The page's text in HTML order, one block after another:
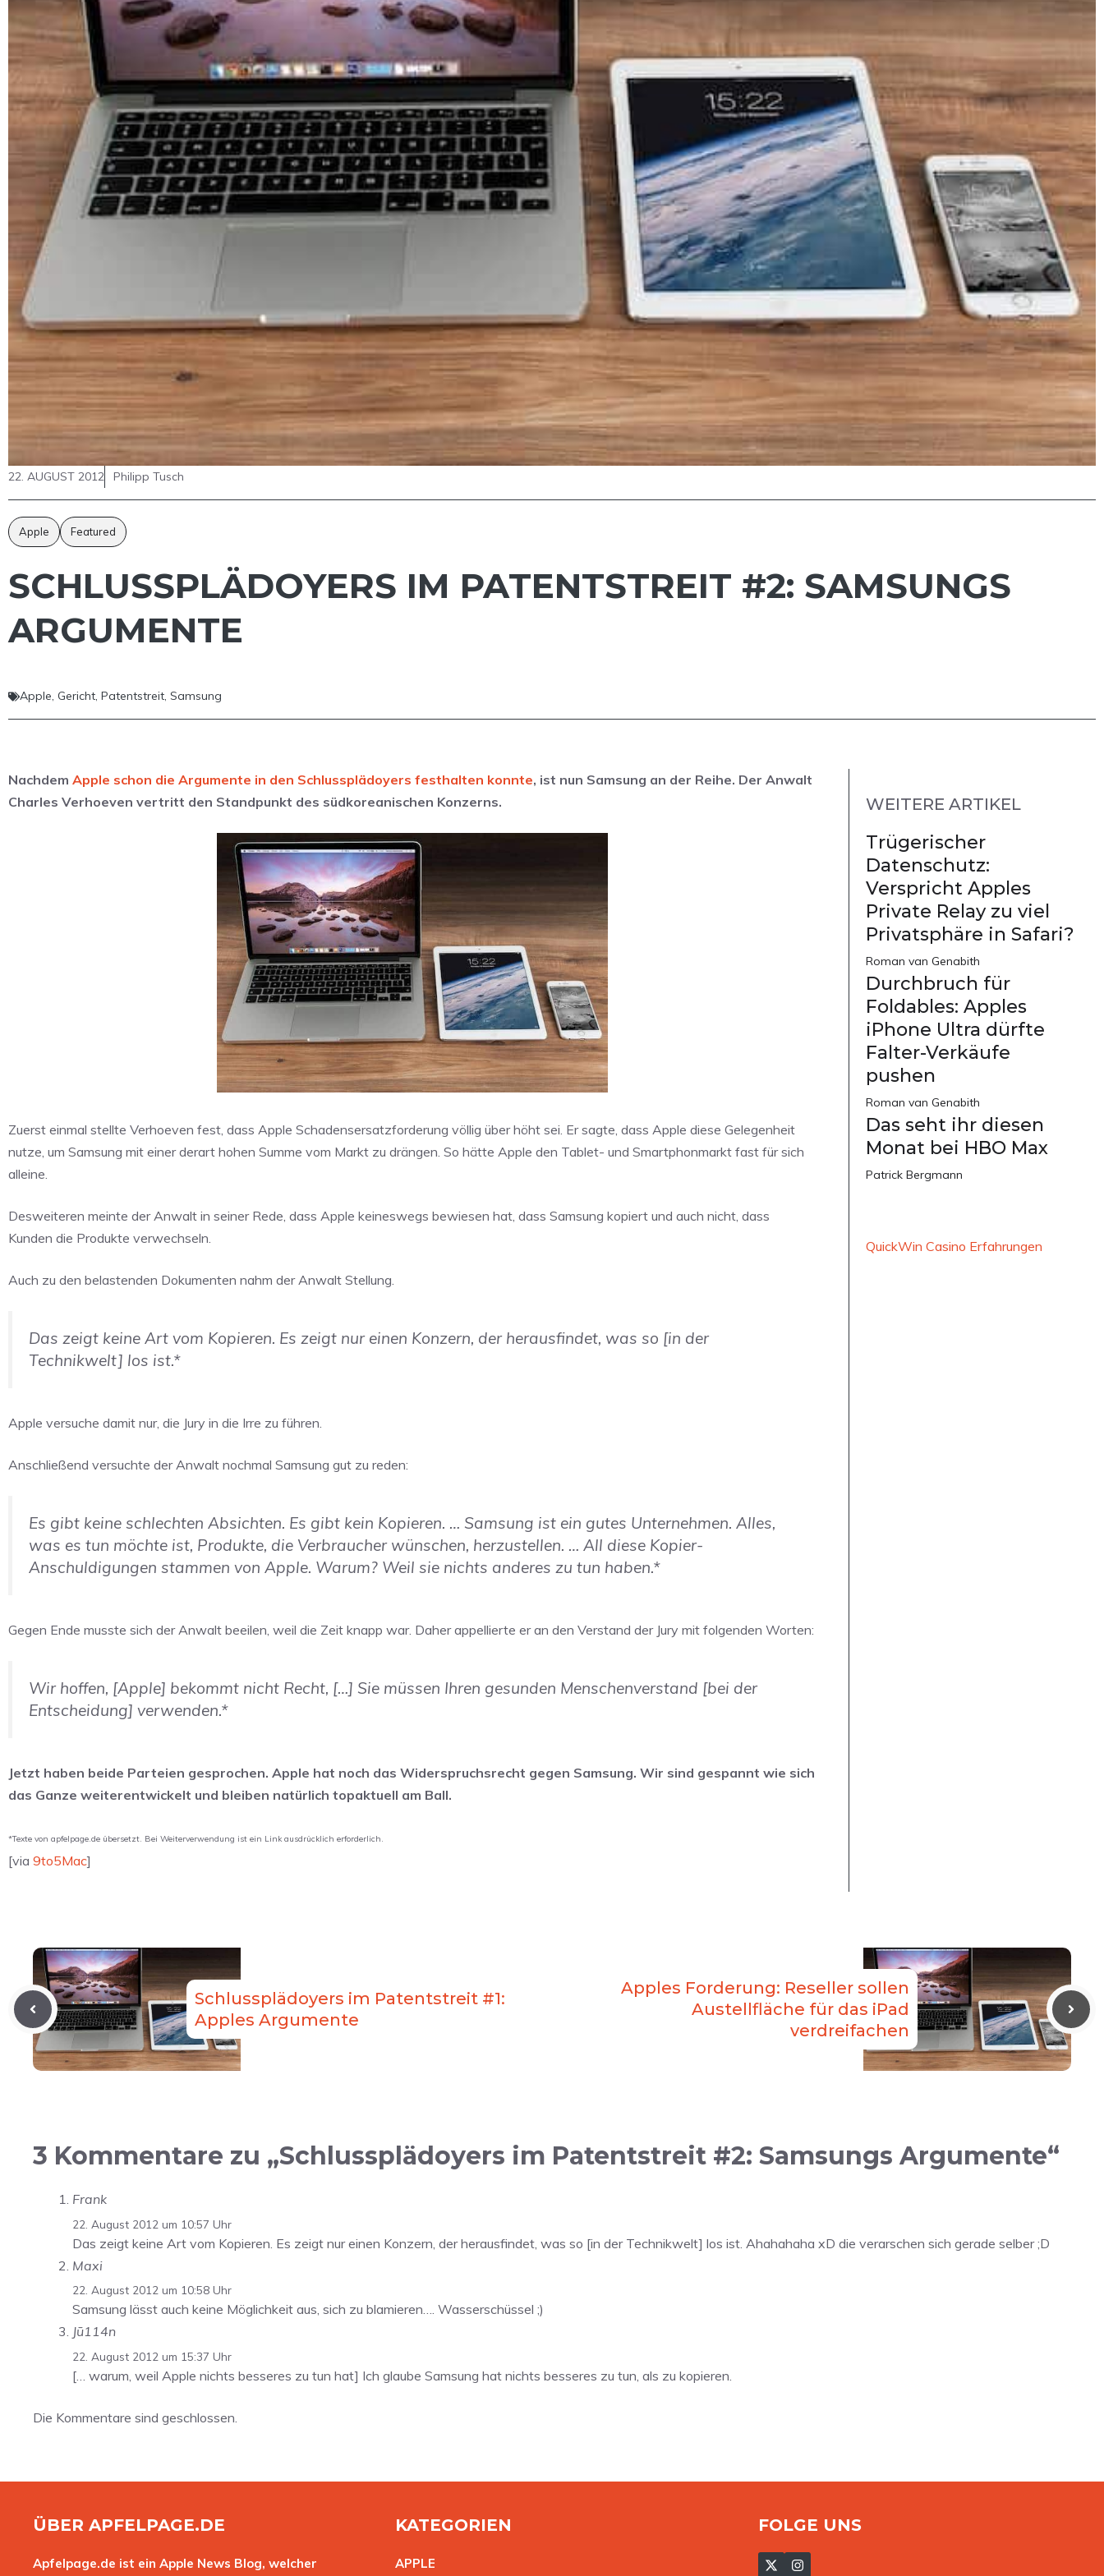
22. AUGUST 2012 Philipp Tusch
Apple Featured
SCHLUSSPLÄDOYERS IM PATENTSTREIT #2: SAMSUNGS
ARGUMENTE
Apple, Gericht, Patentstreit, Samsung
Nachdem Apple schon die Argumente in den Schlussplädoyers festhalten konnte, ist nun Samsung an der Reihe. Der Anwalt
Charles Verhoeven vertritt den Standpunkt des südkoreanischen Konzerns.
Zuerst einmal stellte Verhoeven fest, dass Apple Schadensersatzforderung völlig über höht sei. Er sagte, dass Apple diese Gelegenheit
nutze, um Samsung mit einer derart hohen Summe vom Markt zu drängen. So hätte Apple den Tablet- und Smartphonmarkt fast für sich
alleine.
Desweiteren meinte der Anwalt in seiner Rede, dass Apple keineswegs bewiesen hat, dass Samsung kopiert und auch nicht, dass
Kunden die Produkte verwechseln.
Auch zu den belastenden Dokumenten nahm der Anwalt Stellung.
Das zeigt keine Art vom Kopieren. Es zeigt nur einen Konzern, der herausfindet, was so [in der
Technikwelt] los ist.*
Apple versuche damit nur, die Jury in die Irre zu führen.
Anschließend versuchte der Anwalt nochmal Samsung gut zu reden:
Es gibt keine schlechten Absichten. Es gibt kein Kopieren. … Samsung ist ein gutes Unternehmen. Alles,
was es tun möchte ist, Produkte, die Verbraucher wünschen, herzustellen. … All diese Kopier-
Anschuldigungen stammen von Apple. Warum? Weil sie nichts anderes zu tun haben.*
Gegen Ende musste sich der Anwalt beeilen, weil die Zeit knapp war. Daher appellierte er an den Verstand der Jury mit folgenden Worten:
Wir hoffen, [Apple] bekommt nicht Recht, […] Sie müssen Ihren gesunden Menschenverstand [bei der
Entscheidung] verwenden.*
Jetzt haben beide Parteien gesprochen. Apple hat noch das Widerspruchsrecht gegen Samsung. Wir sind gespannt wie sich
das Ganze weiterentwickelt und bleiben natürlich topaktuell am Ball.
*Texte von apfelpage.de übersetzt. Bei Weiterverwendung ist ein Link ausdrücklich erforderlich.
[via 9to5Mac]
WEITERE ARTIKEL
Trügerischer
Datenschutz:
Verspricht Apples
Private Relay zu viel
Privatsphäre in Safari?
Roman van Genabith
Durchbruch für
Foldables: Apples
iPhone Ultra dürfte
Falter-Verkäufe
pushen
Roman van Genabith
Das seht ihr diesen
Monat bei HBO Max
Patrick Bergmann
QuickWin Casino Erfahrungen
Schlussplädoyers im Patentstreit #1:
Apples Argumente
Apples Forderung: Reseller sollen
Austellfläche für das iPad
verdreifachen
3 Kommentare zu „Schlussplädoyers im Patentstreit #2: Samsungs Argumente“
Frank
22. August 2012 um 10:57 Uhr
Das zeigt keine Art vom Kopieren. Es zeigt nur einen Konzern, der herausfindet, was so [in der Technikwelt] los ist. Ahahahaha xD die verarschen sich gerade selber ;D
Maxi
22. August 2012 um 10:58 Uhr
Samsung lässt auch keine Möglichkeit aus, sich zu blamieren…. Wasserschüssel ;)
Jū114n
22. August 2012 um 15:37 Uhr
[… warum, weil Apple nichts besseres zu tun hat] Ich glaube Samsung hat nichts besseres zu tun, als zu kopieren.
Die Kommentare sind geschlossen.
ÜBER APFELPAGE.DE
Apfelpage.de ist ein Apple News Blog, welcher
KATEGORIEN
APPLE
FOLGE UNS